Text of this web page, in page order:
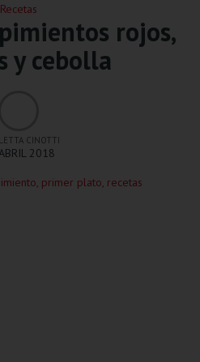
Recetas
rojos,
y cebolla
CINOTTI
2018
, primer plato, recetas